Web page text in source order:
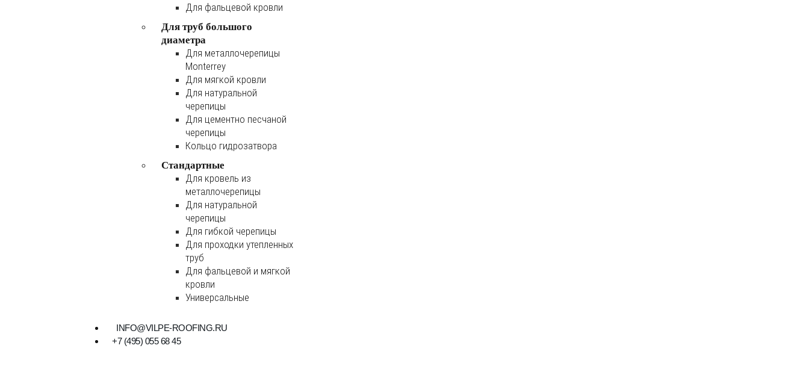
Для фальцевой кровли
Для труб большого
диаметра
Для металлочерепицы
Monterrey
Для мягкой кровли
Для натуральной
черепицы
Для цементно песчаной
черепицы
Кольцо гидрозатвора
Стандартные
Для кровель из
металлочерепицы
Для натуральной
черепицы
Для гибкой черепицы
Для проходки утепленных
труб
Для фальцевой и мягкой
кровли
Универсальные
INFO@VILPE-ROOFING.RU
+7 (495) 055 68 45